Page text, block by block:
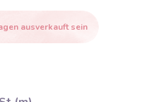
ausverkauft sein